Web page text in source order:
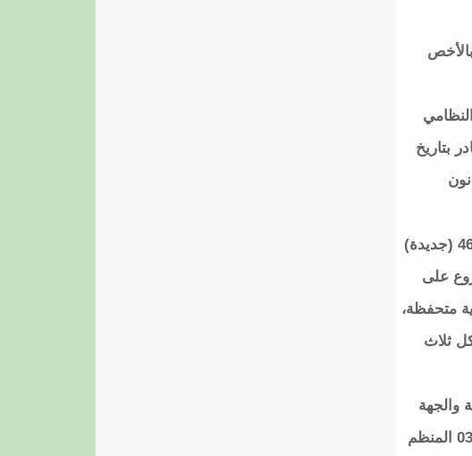
من القانون النظامي
2026، المعدل لبعض أحكام القانون النظامي رقم 2018-039 الصادر بتاريخ
المتضمن القانون
يهدف مشروع المرسوم الحالي إلى تحديد كيفيات تنفيذ القاعدة الميزانوية المنصوص عليها في المادة 46 (جديدة)
المشروع على
متحفظة،
ثلاث
والجهة
التي يتبعون لها وشروط عملهم ويحدد الفترة الانتقالية من أجل الامتثال لترتيبات أحكام القانون 2010-030 المنظم